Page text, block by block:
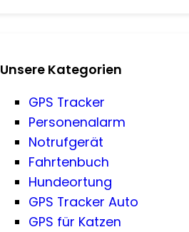
Unsere Kategorien
GPS Tracker
Personenalarm
Notrufgerät
Fahrtenbuch
Hundeortung
GPS Tracker Auto
GPS für Katzen